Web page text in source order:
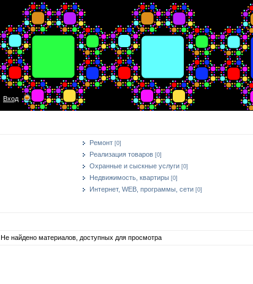
Вход
Ремонт [0]
Реализация товаров [0]
Охранные и сыскные услуги [0]
Недвижимость, квартиры [0]
Интернет, WEB, программы, сети [0]
Не найдено материалов, доступных для просмотра